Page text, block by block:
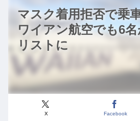
マスク着用拒否で乗
ワイアン航空でも6
リストに
X Facebook